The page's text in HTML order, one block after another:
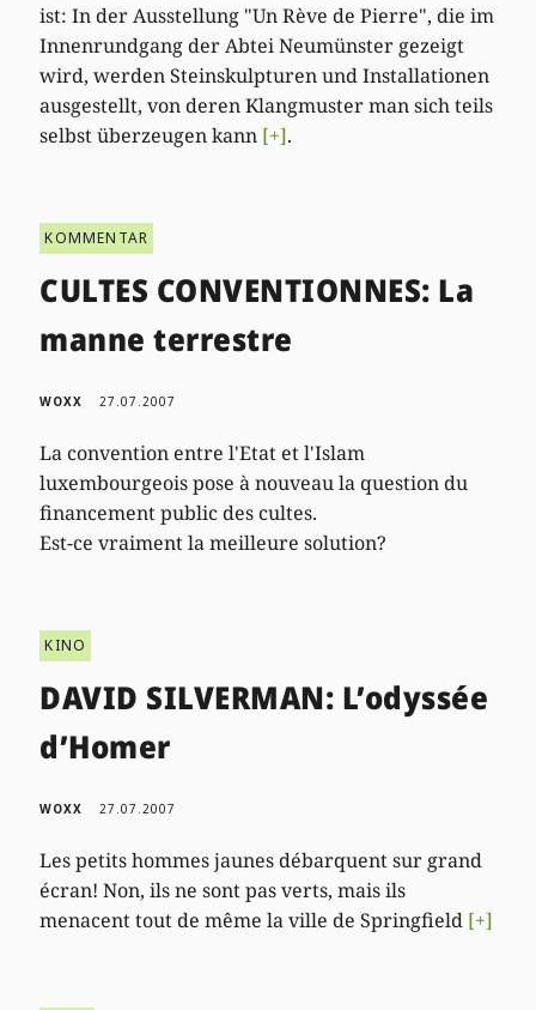
ist: In der Ausstellung "Un Rève de Pierre", die im
Innenrundgang der Abtei Neumünster gezeigt
wird, werden Steinskulpturen und Installationen
ausgestellt, von deren Klangmuster man sich teils
selbst überzeugen kann [+].
KOMMENTAR
CULTES CONVENTIONNES: La
manne terrestre
WOXX 27.07.2007
La convention entre l'Etat et l'Islam
luxembourgeois pose à nouveau la question du
financement public des cultes.
Est-ce vraiment la meilleure solution?
KINO
DAVID SILVERMAN: L’odyssée
d’Homer
WOXX 27.07.2007
Les petits hommes jaunes débarquent sur grand
écran! Non, ils ne sont pas verts, mais ils
menacent tout de même la ville de Springfield [+]